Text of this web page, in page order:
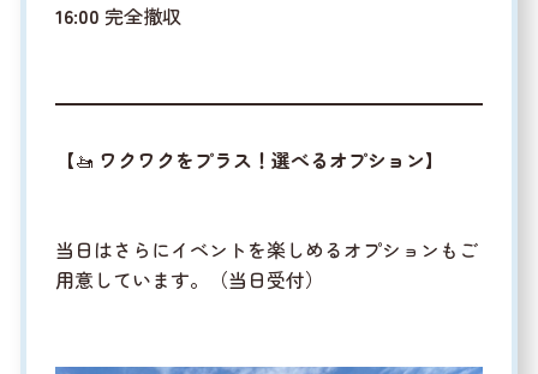
16:00 完全撤収
【🚤 ワクワクをプラス！選べるオプション】
当日はさらにイベントを楽しめるオプションもご
用意しています。（当日受付）